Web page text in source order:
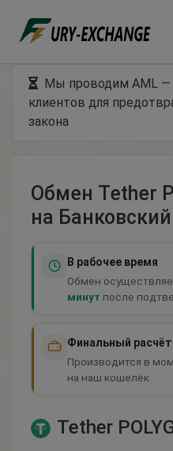
Мы проводим AML —
клиентов для
закона
Обмен Tether
на
В рабочее время
Обмен
минут после
Финальный расчёт
Производится в
на наш кошелёк.
Tether